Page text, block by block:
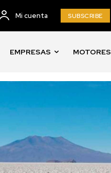
Mi cuenta SUBSCRIBE
EMPRESAS MOTORES